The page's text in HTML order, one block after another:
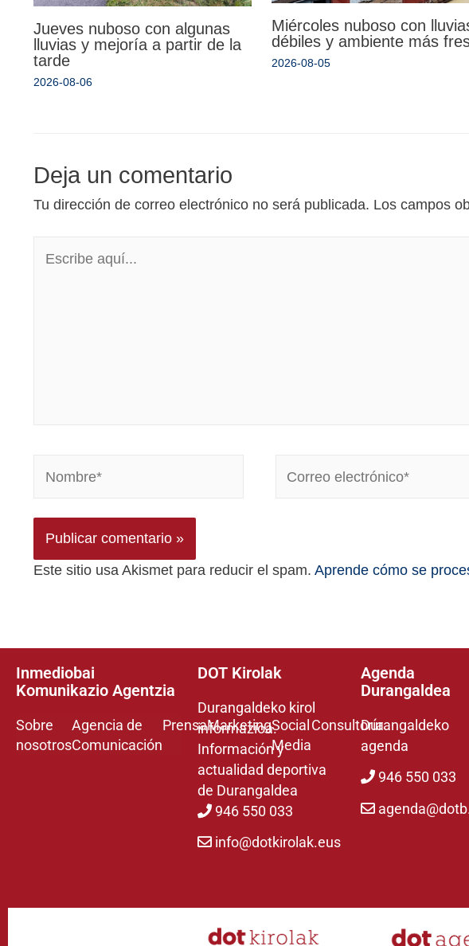
Jueves nuboso con algunas
lluvias y mejoría a partir de la
tarde
2026-08-06
Miércoles nuboso con
débiles y ambiente más
2026-08-05
Deja un comentario
Tu dirección de correo electrónico no será publicada. Los campos
Este sitio usa Akismet para reducir el spam. Aprende cómo se
Inmediobai
Komunikazio Agentzia
Sobre
nosotros
Agencia de
Comunicación
PrensaMarketingSocial
Media
Consultoría
DOT Kirolak
Durangaldeko kirol
informazioa.
Información y
actualidad deportiva
de Durangaldea
946 550 033
info@dotkirolak.eus
Agenda
Durangaldea
Durangaldeko
agenda
946 550 033